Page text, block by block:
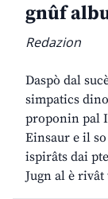
gnûf
Redazion
Daspò dal
simpatics
proponin pal
Einsaur e il
ispirâts dai
Jugn al è